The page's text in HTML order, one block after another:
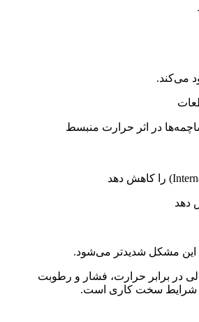
می‌کند.
در اثر حرارت منبسط
دهد
این مشکل شدیدتر می‌شود.
در برابر حرارت، فشار و رطوبت
شرایط سخت کاری است.